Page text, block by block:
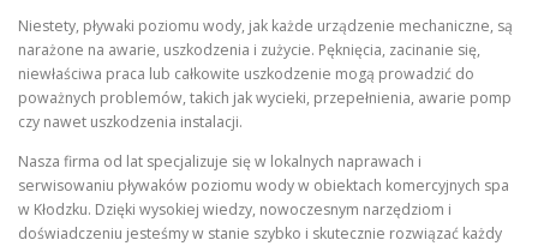
Niestety, pływaki poziomu wody, jak każde urządzenie mechaniczne, są
narażone na awarie, uszkodzenia i zużycie. Pęknięcia, zacinanie się,
niewłaściwa praca lub całkowite uszkodzenie mogą prowadzić do
poważnych problemów, takich jak wycieki, przepełnienia, awarie pomp
czy nawet uszkodzenia instalacji.
Nasza firma od lat specjalizuje się w lokalnych naprawach i
serwisowaniu pływaków poziomu wody w obiektach komercyjnych spa
w Kłodzku. Dzięki wysokiej wiedzy, nowoczesnym narzędziom i
doświadczeniu jesteśmy w stanie szybko i skutecznie rozwiązać każdy